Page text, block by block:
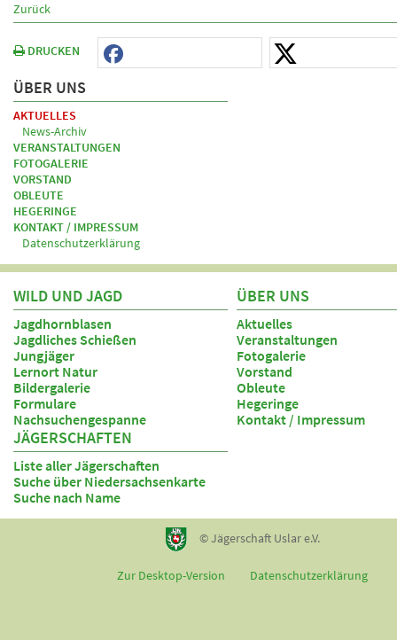
Zurück
DRUCKEN
ÜBER UNS
AKTUELLES
News-Archiv
VERANSTALTUNGEN
FOTOGALERIE
VORSTAND
OBLEUTE
HEGERINGE
KONTAKT / IMPRESSUM
Datenschutzerklärung
WILD UND JAGD
Jagdhornblasen
Jagdliches Schießen
Jungjäger
Lernort Natur
Bildergalerie
Formulare
Nachsuchengespanne
ÜBER UNS
Aktuelles
Veranstaltungen
Fotogalerie
Vorstand
Obleute
Hegeringe
Kontakt / Impressum
JÄGERSCHAFTEN
Liste aller Jägerschaften
Suche über Niedersachsenkarte
Suche nach Name
© Jägerschaft Uslar e.V.
Zur Desktop-Version Datenschutzerklärung